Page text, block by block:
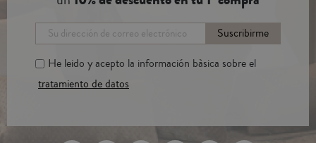
Suscribirme
He leido y acepto la información bàsica sobre el
tratamiento de datos